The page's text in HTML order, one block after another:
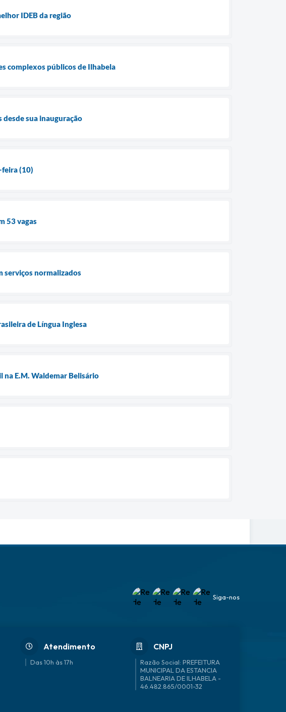
IDEB da região
complexos públicos de Ilhabela
sua inauguração
feira (10)
53 vagas
serviços normalizados
de Língua Inglesa
E.M. Waldemar Belisário
Atendimento
Das 10h às 17h
CNPJ
46.482.865/0001-32
Siga-nos